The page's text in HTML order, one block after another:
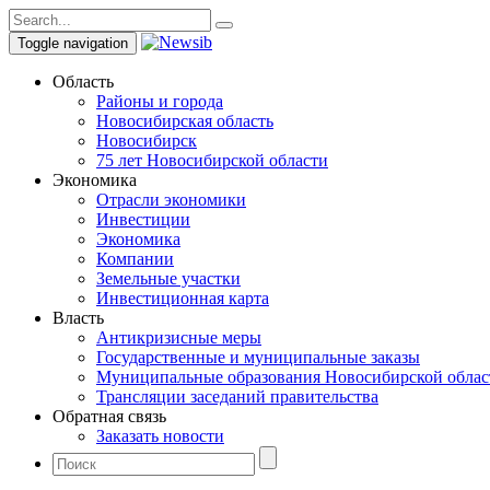
Toggle navigation
Область
Районы и города
Новосибирская область
Новосибирск
75 лет Новосибирской области
Экономика
Отрасли экономики
Инвестиции
Экономика
Компании
Земельные участки
Инвестиционная карта
Власть
Антикризисные меры
Государственные и муниципальные заказы
Муниципальные образования Новосибирской
Трансляции заседаний правительства
Обратная связь
Заказать новости